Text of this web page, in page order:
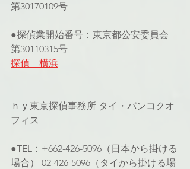
第30170109号
●探偵業開始番号：東京都公安委員会
第30110315号
探偵　横浜
ｈｙ東京探偵事務所 タイ・バンコクオ
フィス
●TEL：+662-426-5096（日本から掛ける
場合） 02-426-5096（タイから掛ける場